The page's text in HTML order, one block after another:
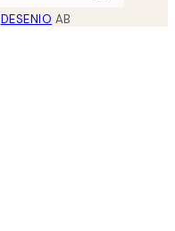
DESENIO AB